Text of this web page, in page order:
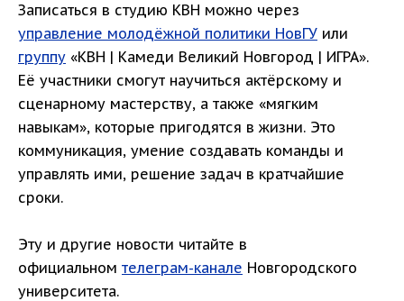
Записаться в студию КВН можно через
управление молодёжной политики НовГУ или
группу «КВН | Камеди Великий Новгород | ИГРА».
Её участники смогут научиться актёрскому и
сценарному мастерству, а также «мягким
навыкам», которые пригодятся в жизни. Это
коммуникация, умение создавать команды и
управлять ими, решение задач в кратчайшие
сроки.
Эту и другие новости читайте в
официальном телеграм-канале Новгородского
университета.